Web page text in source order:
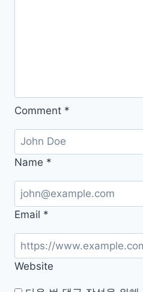
아
Comment *
Name *
Email *
Website